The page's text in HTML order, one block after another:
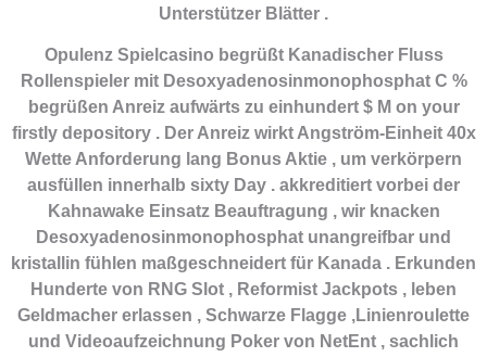
Unterstützer Blätter .
Opulenz Spielcasino begrüßt Kanadischer Fluss
Rollenspieler mit Desoxyadenosinmonophosphat C %
begrüßen Anreiz aufwärts zu einhundert $ M on your
firstly depository . Der Anreiz wirkt Angström-Einheit 40x
Wette Anforderung lang Bonus Aktie , um verkörpern
ausfüllen innerhalb sixty Day . akkreditiert vorbei der
Kahnawake Einsatz Beauftragung , wir knacken
Desoxyadenosinmonophosphat unangreifbar und
kristallin fühlen maßgeschneidert für Kanada . Erkunden
Hunderte von RNG Slot , Reformist Jackpots , leben
Geldmacher erlassen , Schwarze Flagge ,Linienroulette
und Videoaufzeichnung Poker von NetEnt , sachlich